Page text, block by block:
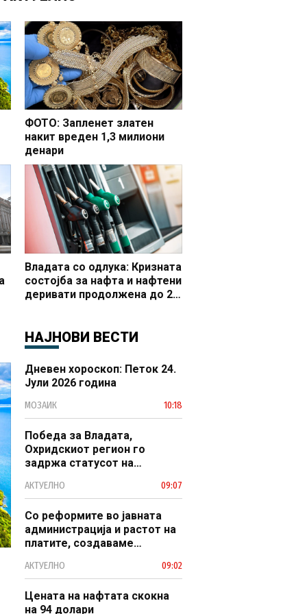
ФОТО: Запленет златен
накит вреден 1,3 милиони
денари
Владата со одлука: Кризната
состојба за нафта и нафтени
деривати продолжена до 20
НАЈНОВИ ВЕСТИ
Дневен хороскоп: Петок 24.
Јули 2026 година
МОЗАИК 10:18
Победа за Владата,
Охридскиот регион го
задржа статусот на
наследство
АКТУЕЛНО 09:07
Со реформите во јавната
администрација и растот на
платите, создаваме
модерен јавен сектор
АКТУЕЛНО 09:02
Цената на нафтата скокна
на 94 долари